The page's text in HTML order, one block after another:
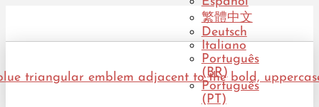
繁體中文
Deutsch
Italiano
Português
(BR)
Português
(PT)